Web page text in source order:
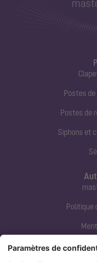
Postes
Postes de
Siphons et
Politique